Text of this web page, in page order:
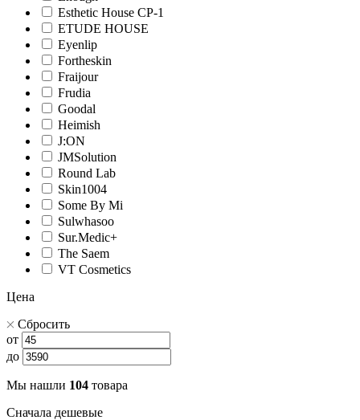
Esthetic House CP-1
ETUDE HOUSE
Eyenlip
Fortheskin
Fraijour
Frudia
Goodal
Heimish
J:ON
JMSolution
Round Lab
Skin1004
Some By Mi
Sulwhasoo
Sur.Medic+
The Saem
VT Cosmetics
Цена
Сбросить
от
до
Мы нашли 104 товара
Сначала дешевые